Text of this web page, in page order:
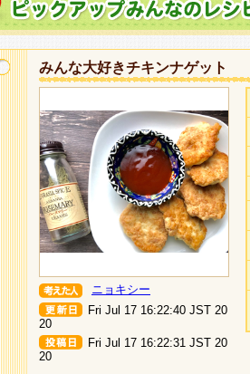
みんな大好きチキンナゲット
ニョキシー
Fri Jul 17 16:22:40 JST 20
20
Fri Jul 17 16:22:31 JST 20
20